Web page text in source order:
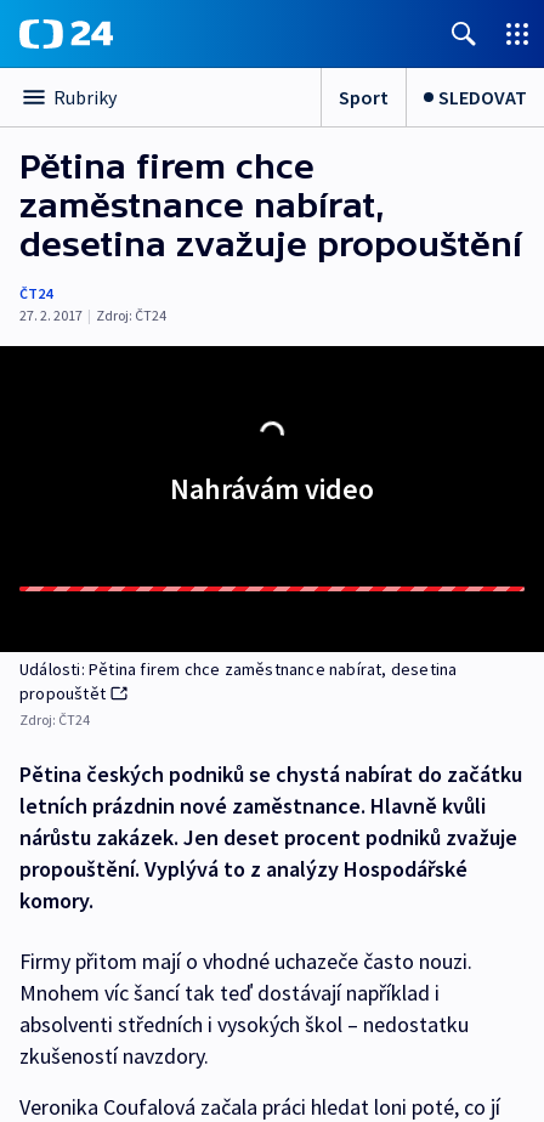
Rubriky Sport SLEDOVAT
Pětina firem chce
zaměstnance nabírat,
desetina zvažuje propouštění
ČT24
27. 2. 2017 | Zdroj: ČT24
Nahrávám video
Události: Pětina firem chce zaměstnance nabírat, desetina
propouštět
Zdroj: ČT24
Pětina českých podniků se chystá nabírat do začátku
letních prázdnin nové zaměstnance. Hlavně kvůli
nárůstu zakázek. Jen deset procent podniků zvažuje
propouštění. Vyplývá to z analýzy Hospodářské
komory.
Firmy přitom mají o vhodné uchazeče často nouzi.
Mnohem víc šancí tak teď dostávají například i
absolventi středních i vysokých škol – nedostatku
zkušeností navzdory.
Veronika Coufalová začala práci hledat loni poté, co jí